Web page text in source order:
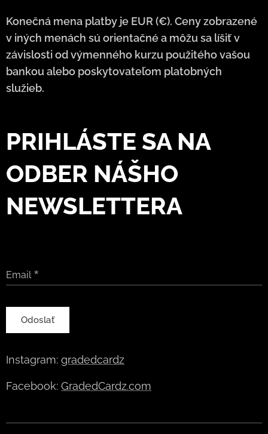
Konečná mena platby je EUR (€). Ceny zobrazené
v iných menách sú orientačné a môžu sa líšiť v
závislosti od výmenného kurzu použitého vašou
bankou alebo poskytovateľom platobných
služieb.
PRIHLÁSTE SA NA
ODBER NÁŠHO
NEWSLETTERA
Email
Odoslať
Instagram: gradedcardz
Facebook: GradedCardz.com